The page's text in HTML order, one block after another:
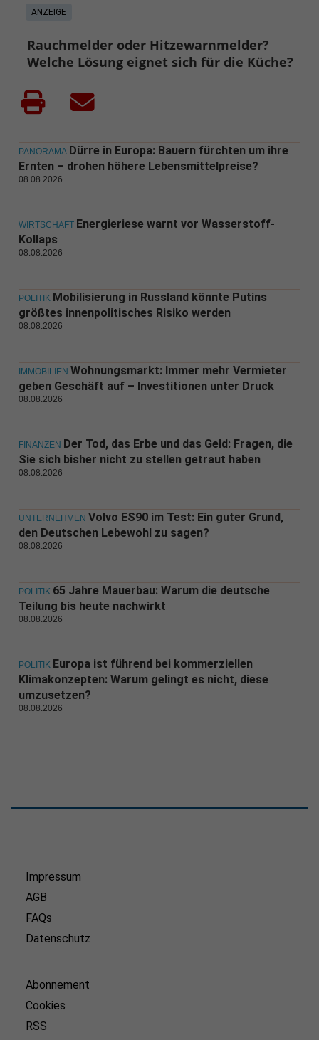
ANZEIGE
Rauchmelder oder Hitzewarnmelder?
Welche Lösung eignet sich für die Küche?
PANORAMA Dürre in Europa: Bauern fürchten um ihre
Ernten – drohen höhere Lebensmittelpreise?
08.08.2026
WIRTSCHAFT Energieriese warnt vor Wasserstoff-
Kollaps
08.08.2026
POLITIK Mobilisierung in Russland könnte Putins
größtes innenpolitisches Risiko werden
08.08.2026
IMMOBILIEN Wohnungsmarkt: Immer mehr Vermieter
geben Geschäft auf – Investitionen unter Druck
08.08.2026
FINANZEN Der Tod, das Erbe und das Geld: Fragen, die
Sie sich bisher nicht zu stellen getraut haben
08.08.2026
UNTERNEHMEN Volvo ES90 im Test: Ein guter Grund,
den Deutschen Lebewohl zu sagen?
08.08.2026
POLITIK 65 Jahre Mauerbau: Warum die deutsche
Teilung bis heute nachwirkt
08.08.2026
POLITIK Europa ist führend bei kommerziellen
Klimakonzepten: Warum gelingt es nicht, diese
umzusetzen?
08.08.2026
Impressum
AGB
FAQs
Datenschutz
Abonnement
Cookies
RSS